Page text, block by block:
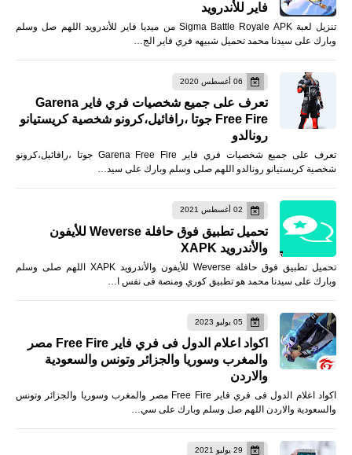
فاير للأندرويد
تنزيل لعبة Sigma Battle Royale APK من ميديا فاير للأندرويد اللهم صل وسلم
وبارك على سيدنا محمد تحميل شبيهه فري فاير الج…
06 أغسطس 2020
تعرف على جميع شخصيات فري فاير Garena
Free Fire جوتا ،رافائيل،كرونو شخصية كريستيانو
رونالدو
تعرف على جميع شخصيات فري فاير Garena Free Fire جوتا ،رافائيل،كرونو
شخصية كريستيانو رونالدو اللهم صلى وسلم وبارك على سيد…
02 أغسطس 2021
تحميل تطبيق فوق حافلة Weverse للأيفون
والأندرويد XAPK
تحميل تطبيق فوق حافلة Weverse للأيفون والأندرويد XAPK اللهم صلى وسلم
وبارك على سيدنا محمد هو تطبيق كوري ومنصة فى نفس ا…
05 يوليو 2023
اكواد اعلام الدول فى فري فاير Free Fire مصر
والمغرب وسوريا والجزائر وتونس والسعودية
والاردن
اكواد اعلام الدول فى فري فاير Free Fire مصر والمغرب وسوريا والجزائر وتونس
والسعودية والاردن اللهم صل وسلم وبارك على سي…
29 يوليو 2021